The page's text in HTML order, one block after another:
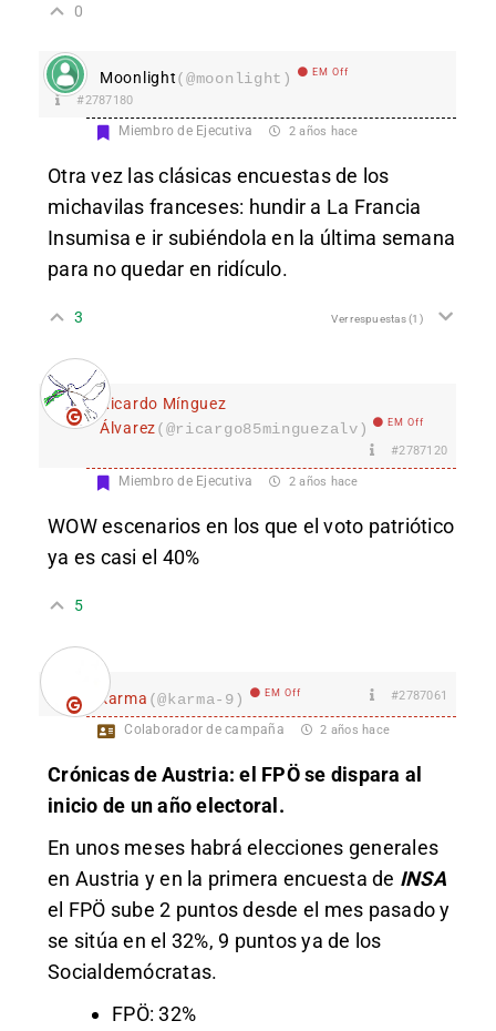
0
Moonlight(@moonlight) EM Off
#2787180
Miembro de Ejecutiva 2 años hace
Otra vez las clásicas encuestas de los
michavilas franceses: hundir a La Francia
Insumisa e ir subiéndola en la última semana
para no quedar en ridículo.
3 Ver respuestas(1)
Ricardo Mínguez
Álvarez(@ricargo85minguezalv) EM Off
#2787120
Miembro de Ejecutiva 2 años hace
WOW escenarios en los que el voto patriótico
ya es casi el 40%
5
karma (@karma-9) EM Off #2787061
Colaborador de campaña 2 años hace
Crónicas de Austria: el FPÖ se dispara al
inicio de un año electoral.
En unos meses habrá elecciones generales
en Austria y en la primera encuesta de INSA
el FPÖ sube 2 puntos desde el mes pasado y
se sitúa en el 32%, 9 puntos ya de los
Socialdemócratas.
FPÖ: 32%